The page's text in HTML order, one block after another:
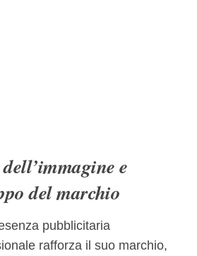
e
del marchio
pubblicitaria
rafforza il suo marchio,